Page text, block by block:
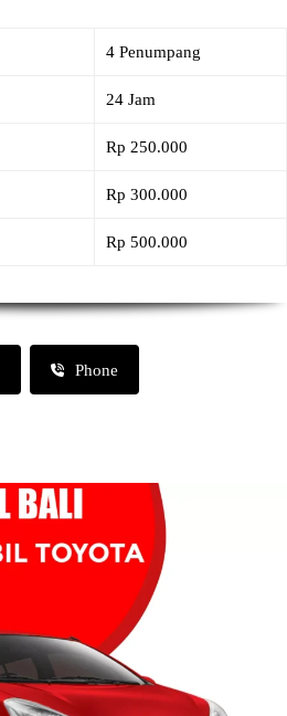
4 Penumpang
24 Jam
Rp 250.000
Rp 300.000
Rp 500.000
Phone